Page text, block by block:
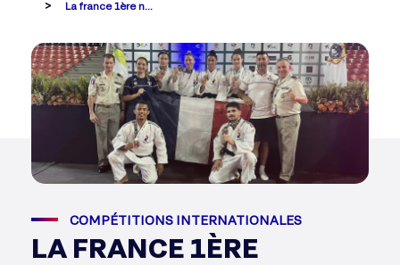
COMPÉTITIONS INTERNATIONALES
LA FRANCE 1ÈRE